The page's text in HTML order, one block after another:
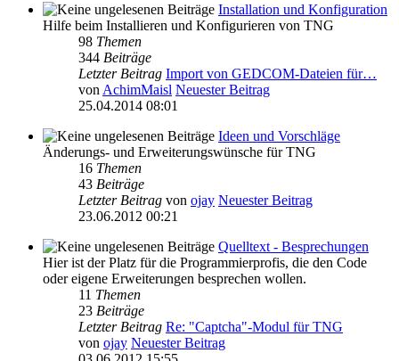
Installation und Konfiguration
Hilfe beim Installieren und Konfigurieren von TNG
98 Themen
344 Beiträge
Letzter Beitrag Import von GEDCOM-Dateien für…
von AchimMaisl Neuester Beitrag
25.04.2014 08:01
Ideen und Vorschläge
Änderungs- und Erweiterungswünsche für TNG
16 Themen
43 Beiträge
Letzter Beitrag von ojay Neuester Beitrag
23.06.2012 00:21
Quelltext - Besprechungen
Hier ist der Platz für die Programmierprofis, die den Code
oder eigene Erweiterungen besprechen wollen.
11 Themen
23 Beiträge
Letzter Beitrag Re: "Captcha"-Modul für TNG
von ojay Neuester Beitrag